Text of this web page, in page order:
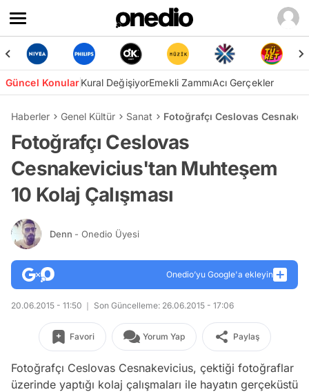
Güncel KonularKural DeğişiyorEmekli ZammıAcı Gerçekler
Haberler Genel Kültür Sanat Fotoğrafçı Ceslovas
Fotoğrafçı Ceslovas
Cesnakevicius'tan Muhteşem
10 Kolaj Çalışması
Denn - Onedio Üyesi
Onedio’yu Google'a ekleyin
20.06.2015 - 11:50 Son Güncelleme: 26.06.2015 - 17:06
Favori Yorum Yap Paylaş
Fotoğrafçı Ceslovas Cesnakevicius, çektiği fotoğraflar
üzerinde yaptığı kolaj çalışmaları ile hayatın gerçeküstü